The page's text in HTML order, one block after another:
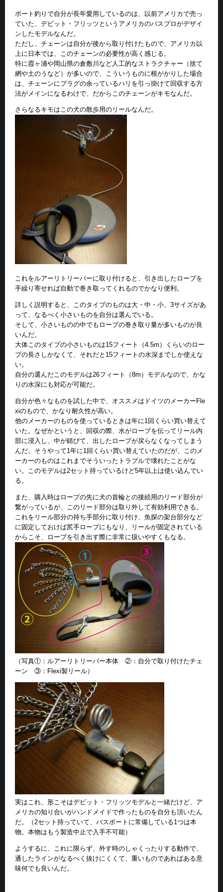
ボート釣りで自分が長年愛用しているのは、以前アメリカで売っ
ていた、デビット・フリッツというアメリカのバスプロがデザイ
ンしたモデルなんだ。
ただし、チェーンは自分が後から取り付けたもので、アメリカ以
上に日本では、このチェーンの必要性が高く感じる。
特に霞ヶ浦や岡山県の倉敷川など人工的なストラクチャー（捨て
網や土のうなど）が多いので、こういうものに根がかりした場合
は、チェーンにプラグの余っているハリを引っ掛けて回収する方
法がメインになるわけで、だからこのチェーンがキモなんだ。
さらなるキモはこの犬の散歩用のリールなんだ。
これをルアーリトリーバーに取り付けると、引き出したロープを
手繰り寄せれば自動で巻き取ってくれるのでかなり便利。
詳しく説明すると、このタイプのものは大・中・小、3サイズがあ
って、なるべく小さいものを自分は選んでいる。
そして、小さいものの中でもロープの巻き取り量が多いものが良
いんだ。
大体このタイプの小さいものは15フィート（4.5m）くらいのロー
プの長さしかなくて、それだと15フィートの水深までしか使えな
い。
自分の選んだこのモデルは26フィート（8m）モデルなので、かな
りの水深にも対応が可能だ。
自分が色々なものを試した中で、オススメはドイツのメーカーFle
xiのもので、かなり耐久性が高い。
他のメーカーのものを使っているときは年に1回くらい買い替えて
いた。なぜかというと、回収の際、水がロープを伝ってリール内
部に浸入し、中が錆びて、出したロープが戻らなくなってしまう
んだ。そうやって1年に1回くらい買い替えていたのだが、このメ
ーカーのものはこれまでそういったトラブルで壊れたことがな
い。このモデルは2セット持っているけど5年以上は使い込んでい
る。
また、購入時はロープの先に犬の首輪との接続用のリード部分が
繋がっているが、このリード部分は取り外して有効利用できる。
これをリール部分の持ち手部分に取り付け、魚探の架台部分など
に固定しておけば尻手ロープにもなり、リールが固定されている
からこそ、ロープを引き出す際に非常に扱いやすくもなる。
（写真①：ルアーリトリーバー本体 ②：自分で取り付けたチェ
ーン ③：Flexi製リール）
実はこれ、形こそはデビット・フリッツモデルと一緒だけど、ア
メリカの知り合いがハンドメイドで作ったものを自分も頂いたん
だ。（2セット持っていて、バスボートに常備している1つは本
物。本物はもう製造中止で入手不可能）
ようするに、これに限らず、外す時のしゃくったりする動作で、
通したラインがなるべく抜けにくくて、重いものであればある意
味何でも良いんだ。